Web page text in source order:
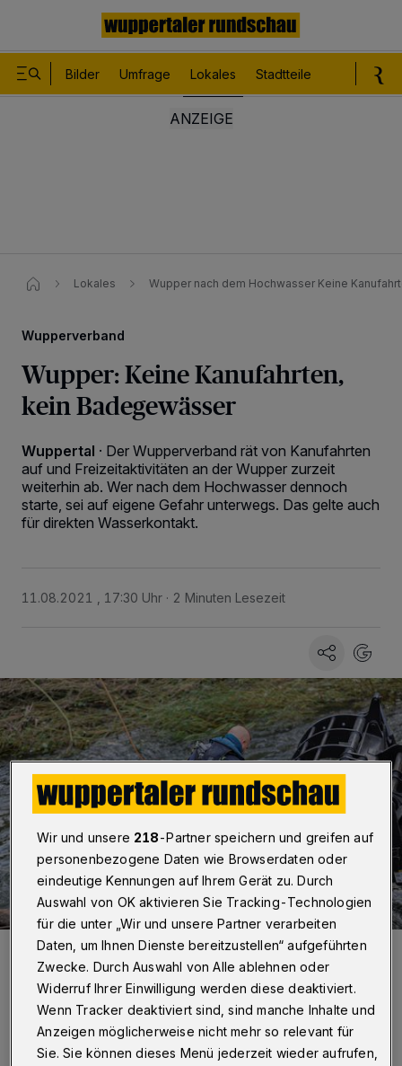
Bilder Umfrage Lokales Stadtteile
Lokales Wupper nach dem Hochwasser Keine
Wupperverband
Wupper: Keine Kanufahrten,
kein Badegewässer
Wuppertal · Der Wupperverband rät von Kanufahrten
auf und Freizeitaktivitäten an der Wupper zurzeit
weiterhin ab. Wer nach dem Hochwasser dennoch
starte, sei auf eigene Gefahr unterwegs. Das gelte auch
für direkten Wasserkontakt.
11.08.2021 , 17:30 Uhr 2 Minuten Lesezeit
Aus der Wupper muss noch viel Treibgut entfernt werden
(Archivbild).
Wir und unsere 218-Partner speichern und greifen auf
personenbezogene Daten wie Browserdaten oder
eindeutige Kennungen auf Ihrem Gerät zu. Durch
Auswahl von OK aktivieren Sie Tracking-Technologien
für die unter „Wir und unsere Partner verarbeiten
Daten, um Ihnen Dienste bereitzustellen“ aufgeführten
Zwecke. Durch Auswahl von Alle ablehnen oder
Widerruf Ihrer Einwilligung werden diese deaktiviert.
Wenn Tracker deaktiviert sind, sind manche Inhalte und
Anzeigen möglicherweise nicht mehr so relevant für
Sie. Sie können dieses Menü jederzeit wieder aufrufen,